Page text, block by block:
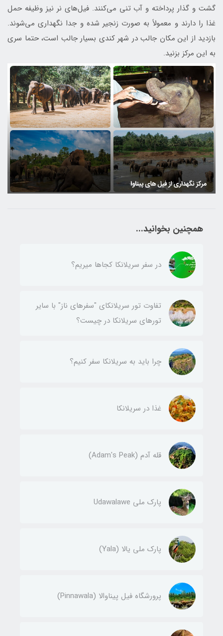
گشت و گذار پرداخته و آب تنی می‌کنند. ‏فیل‌های نر نیز وظیفه حمل
‏غذا را دارند و معمولاً به صورت زنجیر شده و جدا نگهداری ‏می‌شوند‎.
بازدید از این مکان جالب در شهر کندی بسیار جالب است، حتما سری
به این مرکز بزنید.‏‏
همچنین بخوانید...
در سفر سریلانکا کجاها میریم؟
تفاوت تور سریلانکای "سفرهای ناز" با سایر
تورهای سریلانکا در چیست؟
چرا باید به سریلانکا سفر کنیم؟
غذا در سریلانکا
قله‌ آدم (Adam's Peak)
پارک ملی Udawalawe
پارک ملی یالا (Yala)
پرورشگاه فیل پیناوالا (Pinnawala)